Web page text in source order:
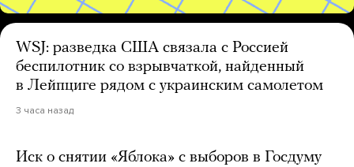
WSJ: разведка США связала с Россией
беспилотник со взрывчаткой, найденный
в Лейпциге рядом с украинским самолетом
3 часа назад
Иск о снятии «Яблока» с выборов в Госдуму